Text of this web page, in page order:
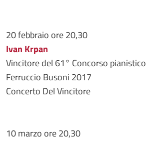
20 febbraio ore 20,30
Ivan Krpan
Vincitore del 61° Concorso
Ferruccio Busoni 2017
Concerto Del Vincitore
10 marzo ore 20,30